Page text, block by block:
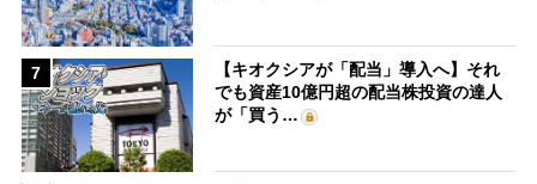
7
【キオクシアが「配当」導入へ】それ
でも資産10億円超の配当株投資の達人
が「買う…